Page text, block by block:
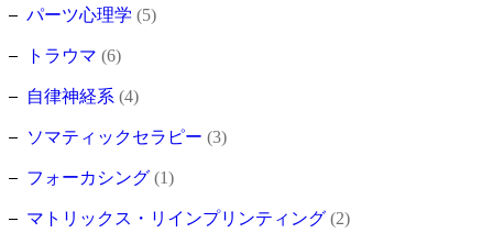
パーツ心理学 (5)
トラウマ (6)
自律神経系 (4)
ソマティックセラピー (3)
フォーカシング (1)
マトリックス・リインプリンティング (2)